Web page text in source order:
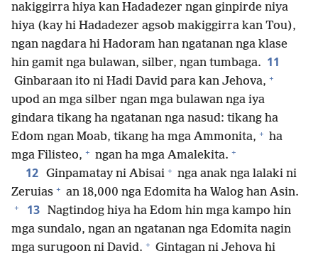
nakiggirra hiya kan Hadadezer ngan ginpirde niya
hiya (kay hi Hadadezer agsob makiggirra kan Tou),
ngan nagdara hi Hadoram han ngatanan nga klase
hin gamit nga bulawan, silber, ngan tumbaga. 11
Ginbaraan ito ni Hadi David para kan Jehova, +
upod an mga silber ngan mga bulawan nga iya
gindara tikang ha ngatanan nga nasud: tikang ha
Edom ngan Moab, tikang ha mga Ammonita, + ha
mga Filisteo, + ngan ha mga Amalekita. +
12 Ginpamatay ni Abisai + nga anak nga lalaki ni
Zeruias + an 18,000 nga Edomita ha Walog han Asin.
+ 13 Nagtindog hiya ha Edom hin mga kampo hin
mga sundalo, ngan an ngatanan nga Edomita nagin
mga surugoon ni David. + Gintagan ni Jehova hi